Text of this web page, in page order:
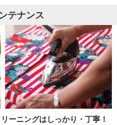
テナンス
ーニングはしっかり・丁寧！